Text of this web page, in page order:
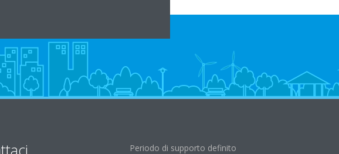
Periodo di supporto definito